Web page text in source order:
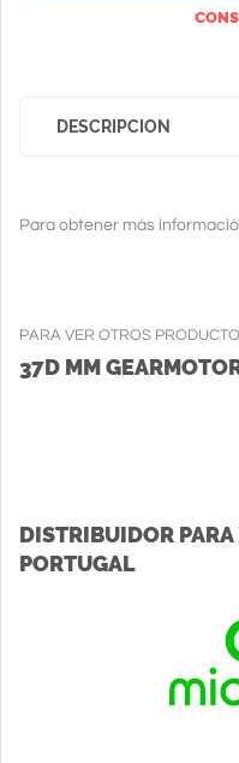
DESCRIPCION
Para obtener más
PARA VER OTROS
37D MM
DISTRIBUIDOR PARA
PORTUGAL